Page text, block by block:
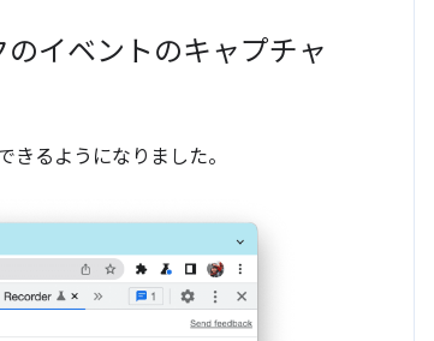
イベントのキャプチャ
るようになりました。